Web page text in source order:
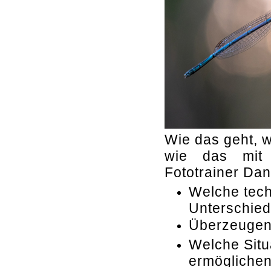
Wie das geht,
wie das mit
Fototrainer
Welche
Welche